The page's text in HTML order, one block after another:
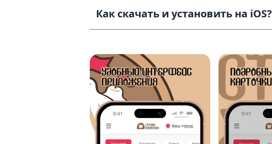
Как скачать и установить на iOS?